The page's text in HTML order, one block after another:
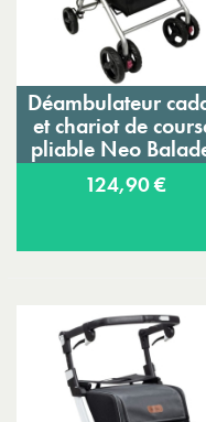
Déambulateur
et chariot de
pliable Neo
124,90 €